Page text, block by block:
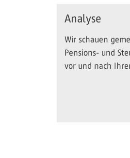
Analyse
Wir schauen
Pensions- und
vor und nach